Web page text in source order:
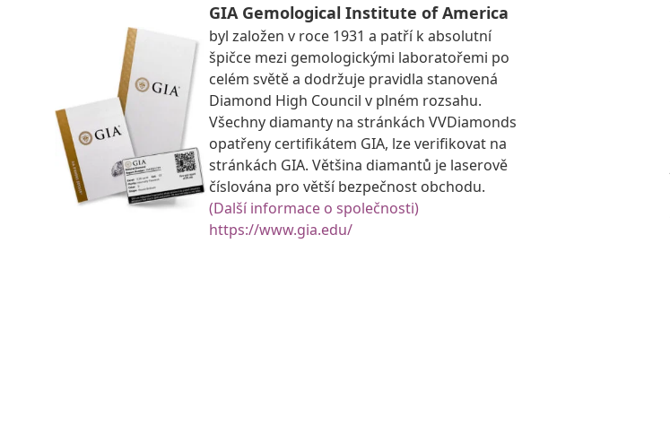
GIA Gemological Institute of America
byl založen v roce 1931 a patří k absolutní
špičce mezi gemologickými laboratořemi po
celém světě a dodržuje pravidla stanovená
Diamond High Council v plném rozsahu.
Všechny diamanty na stránkách VVDiamonds
opatřeny certifikátem GIA, lze verifikovat na
stránkách GIA. Většina diamantů je laserově
číslována pro větší bezpečnost obchodu.
(Další informace o společnosti)
https://www.gia.edu/